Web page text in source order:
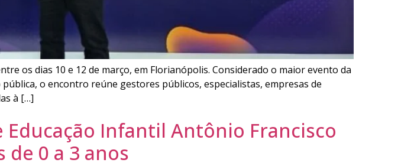
os dias 10 e 12 de março, em Florianópolis. Considerado o maior evento da
o encontro reúne gestores públicos, especialistas, empresas de
à […]
Infantil Antônio Francisco
de 0 a 3 anos